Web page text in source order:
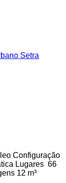
Setra
Configuração
Lugares 66
12 m³